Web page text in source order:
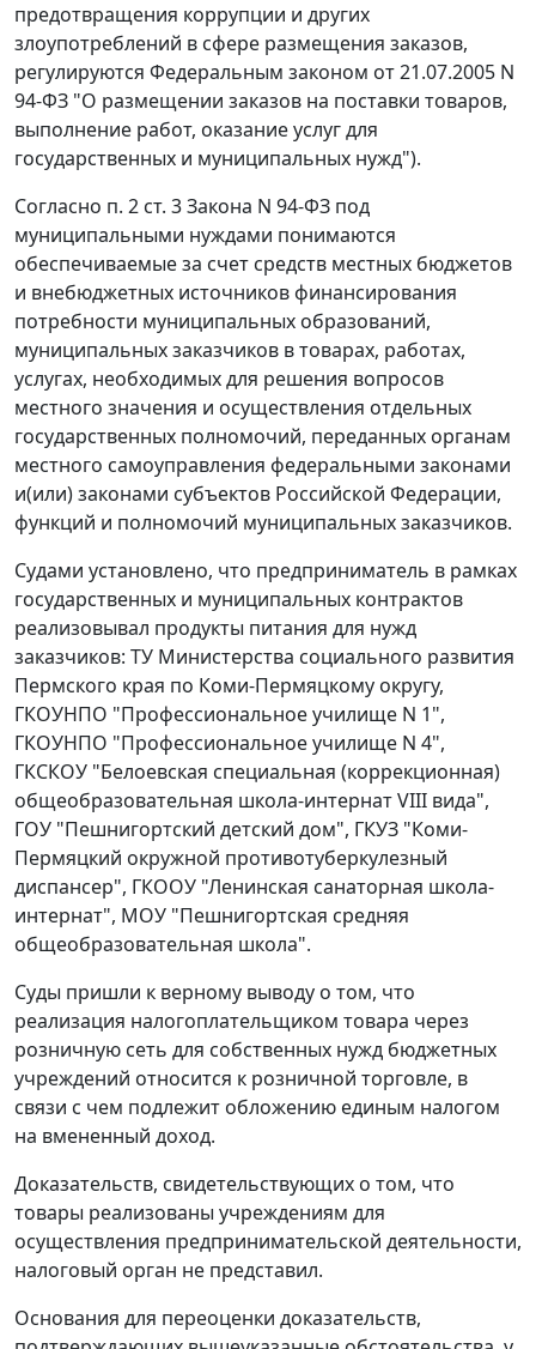
предотвращения коррупции и других
злоупотреблений в сфере размещения заказов,
регулируются Федеральным законом от 21.07.2005 N
94-ФЗ "О размещении заказов на поставки товаров,
выполнение работ, оказание услуг для
государственных и муниципальных нужд").
Согласно п. 2 ст. 3Закона N 94-ФЗ под
муниципальными нуждами понимаются
обеспечиваемые за счет средств местных бюджетов
и внебюджетных источников финансирования
потребности муниципальных образований,
муниципальных заказчиков в товарах, работах,
услугах, необходимых для решения вопросов
местного значения и осуществления отдельных
государственных полномочий, переданных органам
местного самоуправления федеральными законами
и(или) законами субъектов Российской Федерации,
функций и полномочий муниципальных заказчиков.
Судами установлено, что предприниматель в рамках
государственных и муниципальных контрактов
реализовывал продукты питания для нужд
заказчиков: ТУ Министерства социального развития
Пермского края по Коми-Пермяцкому округу,
ГКОУНПО "Профессиональное училище N 1",
ГКОУНПО "Профессиональное училище N 4",
ГКСКОУ "Белоевская специальная (коррекционная)
общеобразовательная школа-интернат VIII вида",
ГОУ "Пешнигортский детский дом", ГКУЗ "Коми-
Пермяцкий окружной противотуберкулезный
диспансер", ГКООУ "Ленинская санаторная школа-
интернат", МОУ "Пешнигортская средняя
общеобразовательная школа".
Суды пришли к верному выводу о том, что
реализация налогоплательщиком товара через
розничную сеть для собственных нужд бюджетных
учреждений относится к розничной торговле, в
связи с чем подлежит обложению единым налогом
на вмененный доход.
Доказательств, свидетельствующих о том, что
товары реализованы учреждениям для
осуществления предпринимательской деятельности,
налоговый орган не представил.
Основания для переоценки доказательств,